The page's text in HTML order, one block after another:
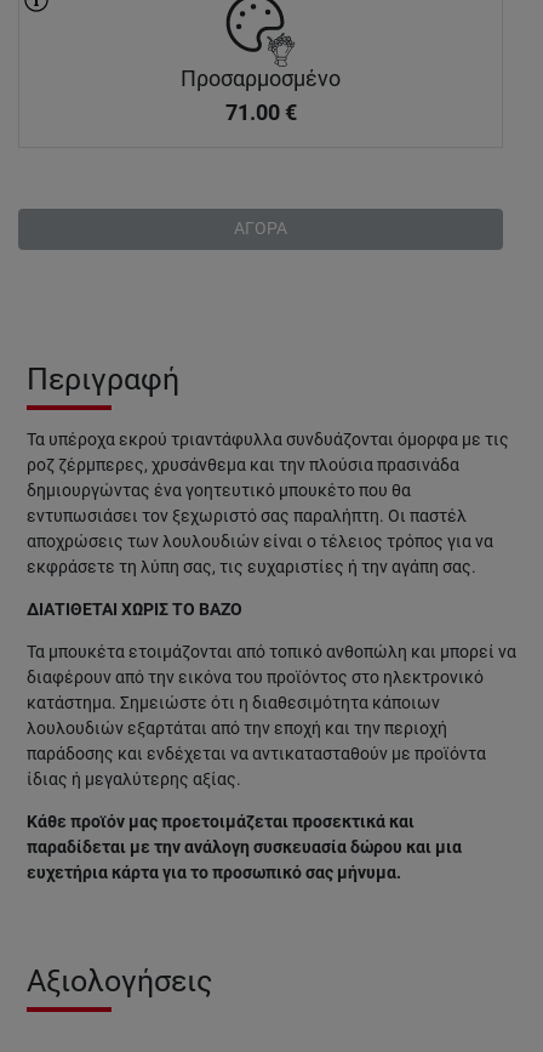
Προσαρμοσμένο
71.00 €
ΑΓΟΡΑ
Περιγραφή
Τα υπέροχα εκρού τριαντάφυλλα συνδυάζονται όμορφα με τις
ροζ ζέρμπερες, χρυσάνθεμα και την πλούσια πρασινάδα
δημιουργώντας ένα γοητευτικό μπουκέτο που θα
εντυπωσιάσει τον ξεχωριστό σας παραλήπτη. Οι παστέλ
αποχρώσεις των λουλουδιών είναι ο τέλειος τρόπος για να
εκφράσετε τη λύπη σας, τις ευχαριστίες ή την αγάπη σας.
ΔΙΑΤΙΘΕΤΑΙ ΧΩΡΙΣ ΤΟ ΒΑΖΟ
Τα μπουκέτα ετοιμάζονται από τοπικό ανθοπώλη και μπορεί να
διαφέρουν από την εικόνα του προϊόντος στο ηλεκτρονικό
κατάστημα. Σημειώστε ότι η διαθεσιμότητα κάποιων
λουλουδιών εξαρτάται από την εποχή και την περιοχή
παράδοσης και ενδέχεται να αντικατασταθούν με προϊόντα
ίδιας ή μεγαλύτερης αξίας.
Κάθε προϊόν μας προετοιμάζεται προσεκτικά και
παραδίδεται με την ανάλογη συσκευασία δώρου και μια
ευχετήρια κάρτα για το προσωπικό σας μήνυμα.
Αξιολογήσεις